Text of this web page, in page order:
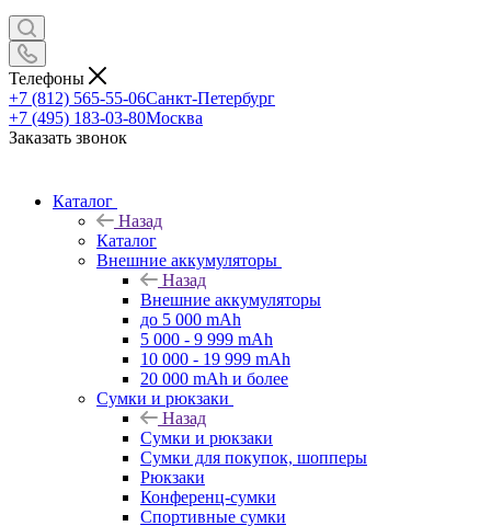
Телефоны
+7 (812) 565-55-06Санкт-Петербург
+7 (495) 183-03-80Москва
Заказать звонок
Каталог
Назад
Каталог
Внешние аккумуляторы
Назад
Внешние аккумуляторы
до 5 000 mAh
5 000 - 9 999 mAh
10 000 - 19 999 mAh
20 000 mAh и более
Сумки и рюкзаки
Назад
Сумки и рюкзаки
Сумки для покупок, шопперы
Рюкзаки
Конференц-сумки
Спортивные сумки